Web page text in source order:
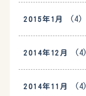
2015年1月 (4)
2014年12月 (4)
2014年11月 (4)